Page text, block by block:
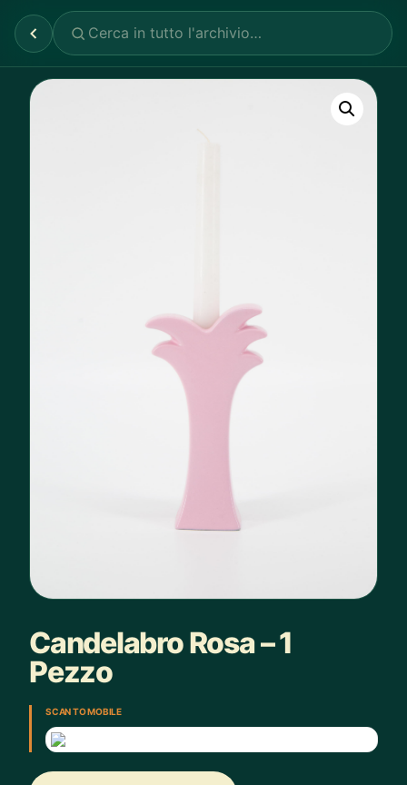
Candelabro Rosa – 1
Pezzo
SCAN TO MOBILE